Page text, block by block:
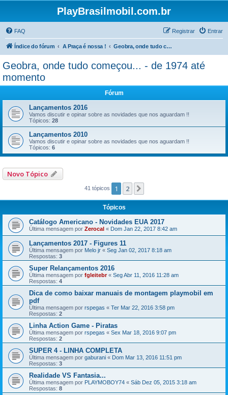
PlayBrasilmobil.com.br
FAQ Entrar
Registrar
Índice do fórum A Praça é nossa ! Geobra, onde tudo começou... - de 1974 até momento
Geobra, onde tudo começou... - de 1974 até
momento
Fórum
Lançamentos 2016
Vamos discutir e opinar sobre as novidades que nos aguardam !!
Tópicos: 28
Lançamentos 2010
Vamos discutir e opinar sobre as novidades que nos aguardam !!
Tópicos: 6
Novo Tópico
41 tópicos 1 2
Tópicos
Catálogo Americano - Novidades EUA 2017
Última mensagem por Zerocal « Dom Jan 22, 2017 8:42 am
Lançamentos 2017 - Figures 11
Última mensagem por Melo jr « Seg Jan 02, 2017 8:18 am
Respostas: 3
Super Relançamentos 2016
Última mensagem por fgleitebr« Seg Abr 11, 2016 11:28 am
Respostas: 4
Dica de como baixar manuais de montagem playmobil em
pdf
Última mensagem por rspegas « Ter Mar 22, 2016 3:58 pm
Respostas: 2
Linha Action Game - Piratas
Última mensagem por rspegas « Sex Mar 18, 2016 9:07 pm
Respostas: 2
SUPER 4 - LINHA COMPLETA
Última mensagem por gaburani « Dom Mar 13, 2016 11:51 pm
Respostas: 3
Realidade VS Fantasia...
Última mensagem por PLAYMOBOY74 « Sáb Dez 05, 2015 3:18 am
Respostas: 8